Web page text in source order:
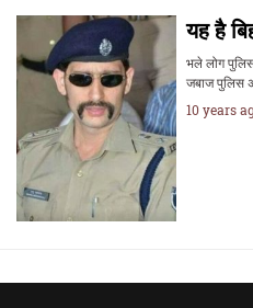
यह है
भले लोग
जबाज
10 years